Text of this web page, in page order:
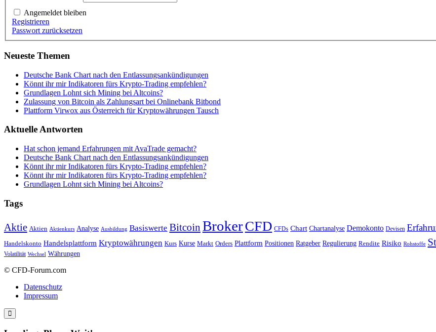
Angemeldet bleiben
Registrieren
Passwort zurücksetzen
Neueste Themen
Deutsche Bank Chart nach den Entlassungsankündigungen
Könnt ihr mir Indikatoren fürs Krypto-Trading empfehlen?
Grundlagen Lohnt sich Mining bei Altcoins?
Zulassung von Bitcoin als Zahlungsart bei Onlinebank Bitbond
Plattform Virwox aus Österreich für Kryptowährungen Tausch
Aktuelle Antworten
Hat schon jemand Erfahrungen mit AvaTrade gemacht?
Deutsche Bank Chart nach den Entlassungsankündigungen
Könnt ihr mir Indikatoren fürs Krypto-Trading empfehlen?
Könnt ihr mir Indikatoren fürs Krypto-Trading empfehlen?
Grundlagen Lohnt sich Mining bei Altcoins?
Tags
Aktie Aktien Aktienkurs Analyse Ausbildung Basiswerte Bitcoin BrokerCFD CFDs Chart Chartanalyse Demokonto Devisen
Handelskonto Handelsplattform Kryptowährungen Kurs Kurse Markt Orders Plattform Positionen Ratgeber Regulierung Rendite Risiko Rohstoffe
Volatilität Wechsel Währungen
© CFD-Forum.com
Datenschutz
Impressum